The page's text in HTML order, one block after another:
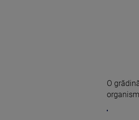
O